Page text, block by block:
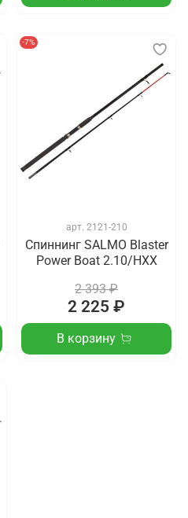
-7%
арт. 2121-210
Спиннинг SALMO Blaster
Power Boat 2.10/HXX
2 393 ₽
2 225 ₽
В корзину